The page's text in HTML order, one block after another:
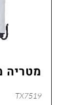
מטריה
TX7519